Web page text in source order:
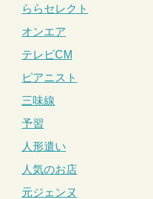
ららセレクト
オンエア
テレビCM
ピアニスト
三味線
予習
人形遣い
人気のお店
元ジェンヌ